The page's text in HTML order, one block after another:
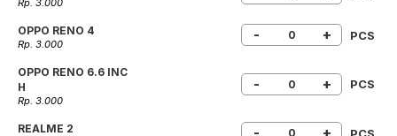
Rp. 3.000
OPPO RENO 4
Rp. 3.000
- + PCS
OPPO RENO 6.6 INC
H
Rp. 3.000
- + PCS
REALME 2 - + PCS